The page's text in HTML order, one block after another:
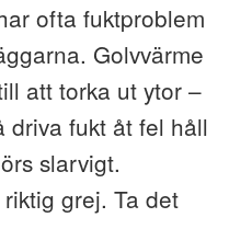
ofta fuktproblem
Golvvärme
att torka ut ytor –
driva fukt åt fel håll
slarvigt.
grej. Ta det